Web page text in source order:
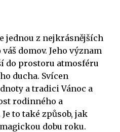
jednou z nejkrásnějších
domov. Jeho význam
do prostoru atmosféru
ducha. Svícen
a tradici Vánoc a
rodinného a
to také způsob, jak
dobu roku.